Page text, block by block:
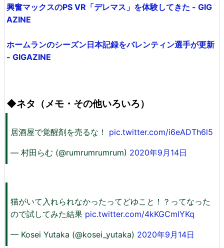
興奮マックスのPS VR「デレマス」を体験してきた - GIG
AZINE
ホームランのシーズン日本記録をバレンティン選手が更新
- GIGAZINE
◆ネタ（メモ・その他いろいろ）
居酒屋で覚醒剤を売るな！ pic.twitter.com/i6eADTh6l5
— 村田らむ (@rumrumrumrum) 2020年9月14日
猫がいて入れられなかったってどゆこと！？ってなった
ので試してみた結果 pic.twitter.com/4kKGCmlYKq
— Kosei Yutaka (@kosei_yutaka) 2020年9月14日